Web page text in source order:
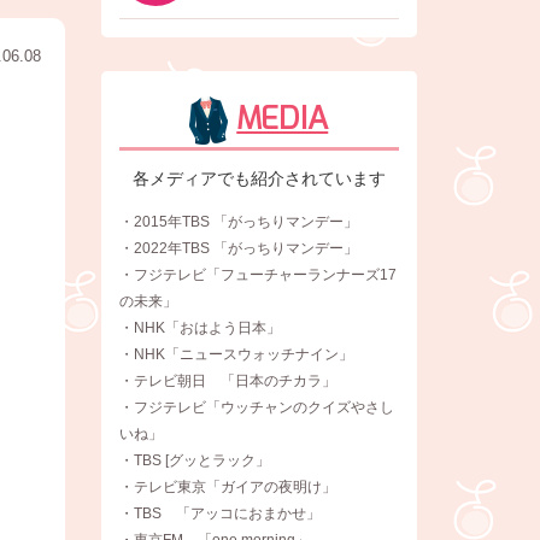
MEDIA
各メディアでも紹介されています
・2015年TBS 「がっちりマンデー」
・2022年TBS 「がっちりマンデー」
・フジテレビ「フューチャーランナーズ17
の未来」
・NHK「おはよう日本」
・NHK「ニュースウォッチナイン」
・テレビ朝日 「日本のチカラ」
・フジテレビ「ウッチャンのクイズやさし
いね」
・TBS [グッとラック」
・テレビ東京「ガイアの夜明け」
・TBS 「アッコにおまかせ」